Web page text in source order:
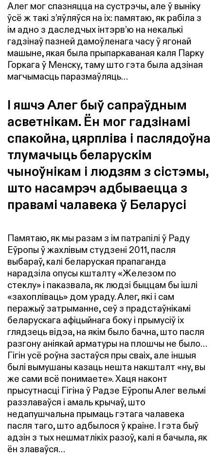
Алег мог спазняцца на сустрэчы, але ў выніку
ўсё ж такі з’яўляўся на іх: памятаю, як рабіла з
ім адно з даследчых інтэрв’ю на некалькі
гадзінаў пазней дамоўленага часу ў ягонай
машыне, якая была прыпаркаваная каля Парку
Горкага ў Менску, таму што гэта была адзіная
магчымасць паразмаўляць…
І яшчэ Алег быў сапраўдным
асветнікам. Ён мог гадзінамі
спакойна, цярпліва і паслядоўна
тлумачыць беларускім
чыноўнікам і людзям з сістэмы,
што насамрэч адбываецца з
правамі чалавека ў Беларусі
Памятаю, як мы разам з ім патрапілі ў Раду
Еўропы ў жахлівым студзені 2011, пасля
выбараў, калі беларуская прапаганда
нарадзіла опусы кшталту «Железом по
стеклу» і паказвала, як людзі быццам бы ішлі
«захопліваць» дом ураду. Алег, які і сам
перажыў затрыманне, сеў з прадстаўнікамі
беларускага афіцыйнага боку і прымусіў іх
глядзець відэа, на якім было бачна, што пасля
разгону аніякай арматуры на плошчы не было…
Гігін усё роўна застаўся пры сваіх, але іншыя
былі вымушаны казаць нешта накшталт «ну, вы
же сами всё понимаете». Хаця наконт
прысутнасці Гігіна ў Радзе Еўропы Алег вельмі
раззлаваўся і амаль крычаў, што
недапушчальна прымаць гэтага чалавека
пасля таго, што адбылося ў краіне. І гэта быў
адзін з тых нешматлікіх разоў, калі я бачыла, як
ён злаваўся…